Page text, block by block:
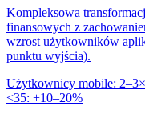
Kompleksowa
finansowych z
wzrost użytkowników
punktu wyjścia).
Użytkownicy mobile: 2–3×
<35: +10–20%